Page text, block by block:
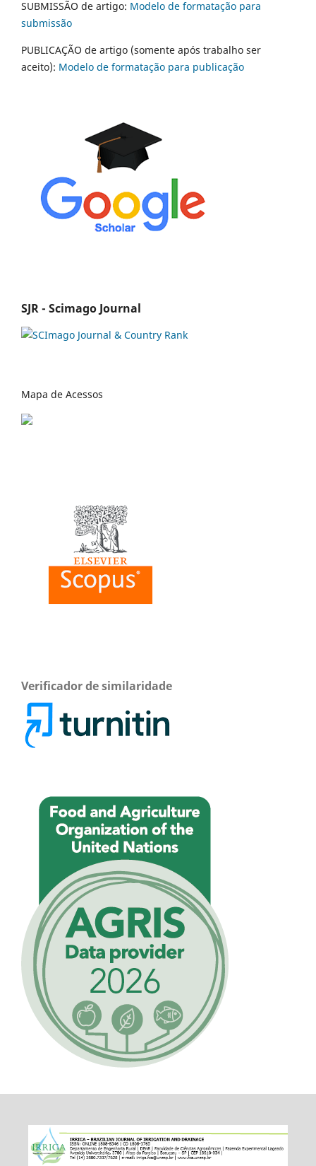
SUBMISSÃO de artigo: Modelo de formatação para
submissão
PUBLICAÇÃO de artigo (somente após trabalho ser
aceito): Modelo de formatação para publicação
SJR - Scimago Journal
Mapa de Acessos
Verificador de similaridade